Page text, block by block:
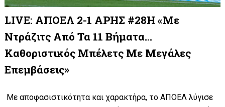
LIVE: ΑΠΟΕΛ 2-1 ΑΡΗΣ #28Η «Με
Ντράζιτς Από Τα 11 Βήματα…
Καθοριστικός Μπέλετς Με Μεγάλες
Επεμβάσεις»
Με αποφασιστικότητα και χαρακτήρα, το ΑΠΟΕΛ λύγισε